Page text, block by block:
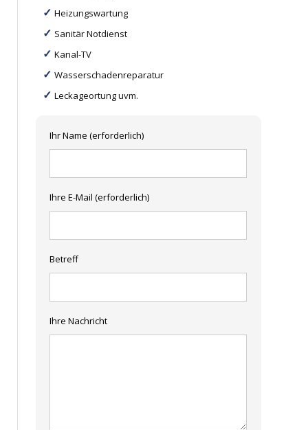
Heizungswartung
Sanitär Notdienst
Kanal-TV
Wasserschadenreparatur
Leckageortung uvm.
Ihr Name (erforderlich)
Ihre E-Mail (erforderlich)
Betreff
Ihre Nachricht